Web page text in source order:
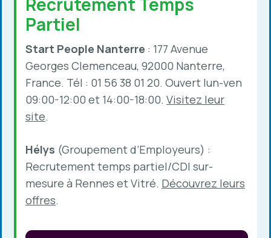
Partiel
Start People Nanterre : 177 Avenue
Georges Clemenceau, 92000 Nanterre,
France. Tél : 01 56 38 01 20. Ouvert lun-ven
09:00-12:00 et 14:00-18:00. Visitez leur
site.
Hélys (Groupement d’Employeurs) :
Recrutement temps partiel/CDI sur-
mesure à Rennes et Vitré. Découvrez leurs
offres.